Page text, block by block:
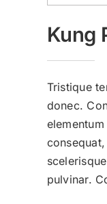
Kung
Tristique
donec.
pulvinar.